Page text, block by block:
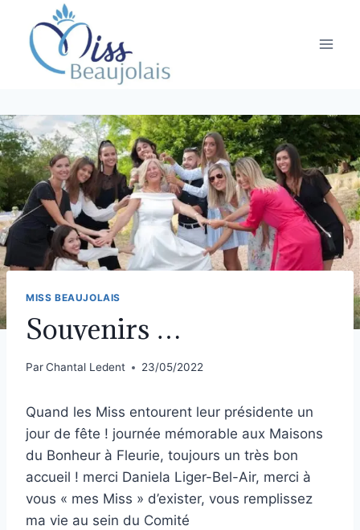
MISS BEAUJOLAIS
Souvenirs …
ParChantal Ledent 23/05/2022
Quand les Miss entourent leur présidente un
jour de fête ! journée mémorable aux Maisons
du Bonheur à Fleurie, toujours un très bon
accueil ! merci Daniela Liger-Bel-Air, merci à
vous « mes Miss » d’exister, vous remplissez
ma vie au sein du Comité